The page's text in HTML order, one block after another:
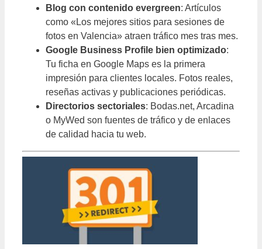
Blog con contenido evergreen: Artículos
como «Los mejores sitios para sesiones de
fotos en Valencia» atraen tráfico mes tras mes.
Google Business Profile bien optimizado:
Tu ficha en Google Maps es la primera
impresión para clientes locales. Fotos reales,
reseñas activas y publicaciones periódicas.
Directorios sectoriales: Bodas.net, Arcadina
o MyWed son fuentes de tráfico y de enlaces
de calidad hacia tu web.